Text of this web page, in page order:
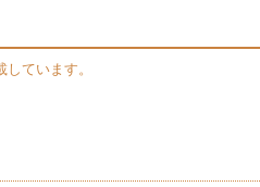
ています。